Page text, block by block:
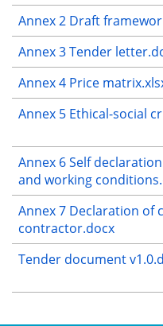
Annex 2 Draft
Annex 3 Tender
Annex 4 Price
Annex 5 Ethical-social
Annex 6 Self
and working
Annex 7 Declaration of
contractor.docx
Tender document